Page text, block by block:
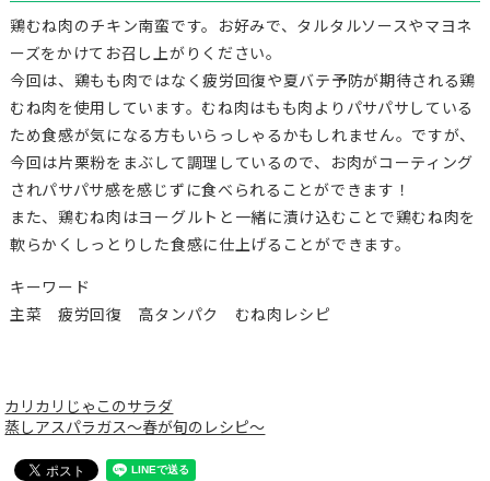
鶏むね肉のチキン南蛮です。お好みで、タルタルソースやマヨネ
ーズをかけてお召し上がりください。
今回は、鶏もも肉ではなく疲労回復や夏バテ予防が期待される鶏
むね肉を使用しています。むね肉はもも肉よりパサパサしている
ため食感が気になる方もいらっしゃるかもしれません。ですが、
今回は片栗粉をまぶして調理しているので、お肉がコーティング
されパサパサ感を感じずに食べられることができます！
また、鶏むね肉はヨーグルトと一緒に漬け込むことで鶏むね肉を
軟らかくしっとりした食感に仕上げることができます。
キーワード
主菜 疲労回復 高タンパク むね肉レシピ
カリカリじゃこのサラダ
蒸しアスパラガス～春が旬のレシピ～